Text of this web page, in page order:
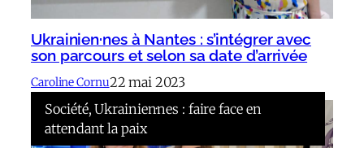
Ukrainien·nes à Nantes : s’intégrer avec
son parcours et selon sa date d’arrivée
Caroline Cornu22 mai 2023
Société, Ukrainien·nes : faire face en
attendant la paix